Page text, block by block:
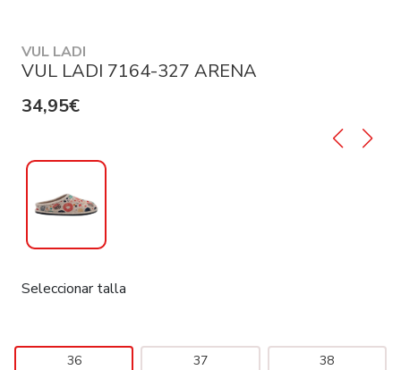
VUL LADI
VUL LADI 7164-327 ARENA
34,95€
Seleccionar talla
36 37 38